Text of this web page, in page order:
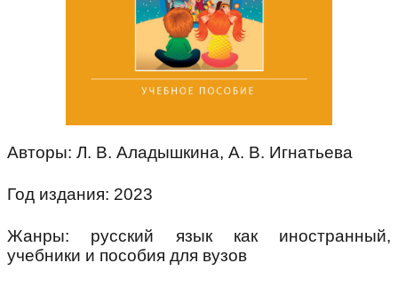
Авторы: Л. В. Аладышкина, А. В. Игнатьева
Год издания: 2023
Жанры: русский язык как иностранный,
учебники и пособия для вузов